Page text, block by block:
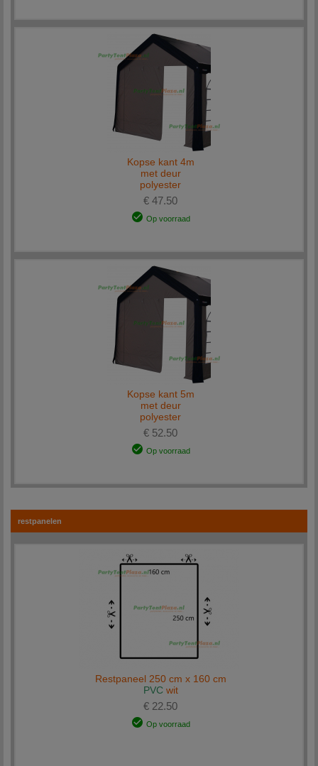
Kopse kant 4m
met deur
polyester
€ 47.50
Op voorraad
Kopse kant 5m
met deur
polyester
€ 52.50
Op voorraad
restpanelen
Restpaneel 250 cm x 160 cm
PVCwit
€ 22.50
Op voorraad